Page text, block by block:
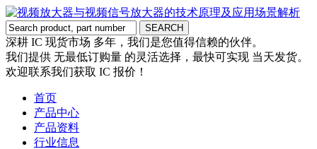
深耕 IC 现货市场 多年，我们是您值得信赖的伙伴。
我们提供 无最低订购量 的灵活选择，最快可实现 当天发货。
欢迎联系我们获取 IC 报价！
首页
产品中心
产品资料
行业信息